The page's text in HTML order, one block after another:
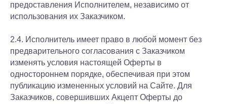
предоставления Исполнителем, независимо от
использования их Заказчиком.
2.4. Исполнитель имеет право в любой момент без
предварительного согласования с Заказчиком
изменять условия настоящей Оферты в
одностороннем порядке, обеспечивая при этом
публикацию измененных условий на Сайте. Для
Заказчиков, совершивших Акцепт Оферты до